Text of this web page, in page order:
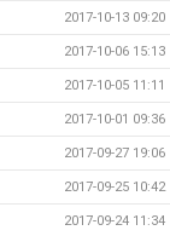
2017-10-13 09:20
2017-10-06 15:13
2017-10-05 11:11
2017-10-01 09:36
2017-09-27 19:06
2017-09-25 10:42
2017-09-24 11:34